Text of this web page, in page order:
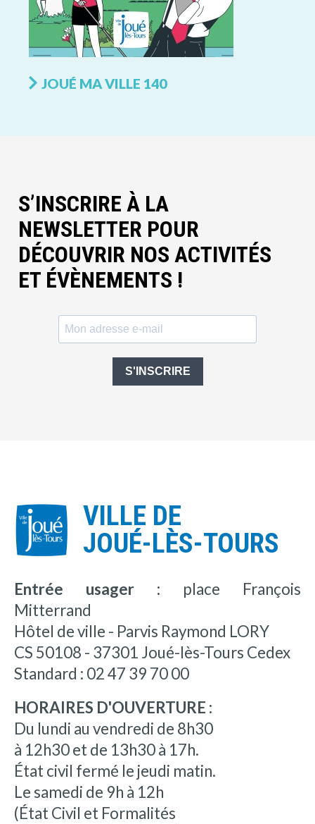
JOUÉ MA VILLE 140
S’INSCRIRE À LA
NEWSLETTER POUR
DÉCOUVRIR NOS ACTIVITÉS
ET ÉVÈNEMENTS !
S'INSCRIRE
VILLE DE
JOUÉ-LÈS-TOURS
Entrée usager : place François
Mitterrand
Hôtel de ville - Parvis Raymond LORY
CS 50108 - 37301 Joué-lès-Tours Cedex
Standard : 02 47 39 70 00
HORAIRES D'OUVERTURE :
Du lundi au vendredi de 8h30
à 12h30 et de 13h30 à 17h.
État civil fermé le jeudi matin.
Le samedi de 9h à 12h
(État Civil et Formalités